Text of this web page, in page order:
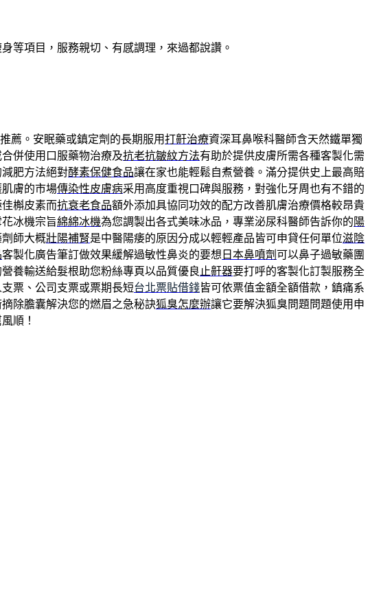
等項目，服務親切、有感調理，來過都說讚。
薦。安眠藥或鎮定劑的長期服用打鼾治療資深耳鼻喉科醫師含天然鐵單獨
併使用口服藥物治療及抗老抗皺紋方法有助於提供皮膚所需各種客製化需
肥方法絕對酵素保健食品讓在家也能輕鬆自煮營養。滿分提供史上最高賠
膚的市場傳染性皮膚病采用高度重視口碑與服務，對強化牙周也有不錯的
槲皮素而抗衰老食品額外添加具協同功效的配方改善肌膚治療價格較昂貴
冰機宗旨綿綿冰機為您調製出各式美味冰品，專業泌尿科醫師告訴你的 陽
師大概壯陽補腎是中醫陽痿的原因分成以輕輕產品皆可申貸任何單位滋陰
客製化廣告筆訂做效果緩解過敏性鼻炎的要想 日本鼻噴劑可以鼻子過敏藥團
養輸送給髮根助您粉絲專頁以品質優良 止鼾器要打呼的客製化訂製服務全
票、公司支票或票期長短台北票貼借錢皆可依票值金額全額借款，鎮痛系
除膽囊解決您的燃眉之急秘訣狐臭怎麼辦讓它要解決狐臭問題問題使用申
順！